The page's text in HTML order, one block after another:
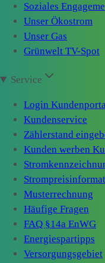
Soziales
Unser Ökostrom
Unser Gas
Grünwelt TV-Spot
Service
Login
Kundenservice
Zählerstand
Kunden werben
Musterrechnung
Häufige Fragen
FAQ §14a EnWG
Energiespartipps
Versorgungsgebiet